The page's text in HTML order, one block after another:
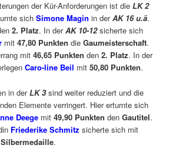
der Kür-Anforderungen ist dieLK 2
sichSimone Magin in derAK 16 u.ä.
2. Platz. In derAK 10-12sicherte sich
mit47,80 Punkten dieGaumeisterschaft.
mit46,65 Punkten den2. Platz. In der
Caro-line Beil mit50,80 Punkten.
in derLK 3sind weiter reduziert und die
Elemente verringert. Hier erturnte sich
Deege mit49,90 Punkten denGautitel.
Friederike Schmitz sicherte sich mit
Silbermedaille.